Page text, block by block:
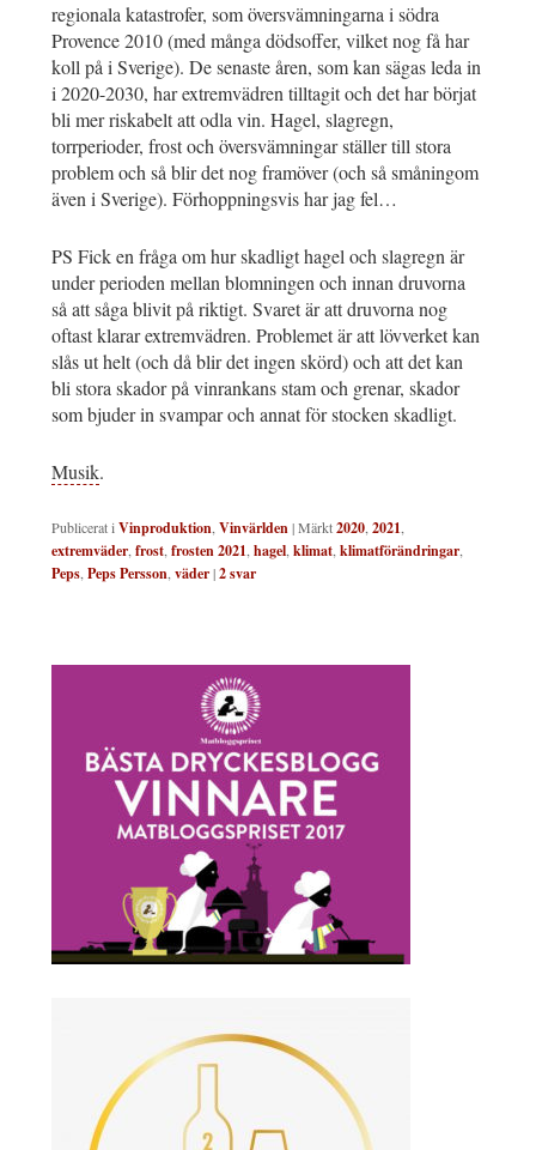
regionala katastrofer, som översvämningarna i södra
Provence 2010 (med många dödsoffer, vilket nog få har
koll på i Sverige). De senaste åren, som kan sägas leda in
i 2020-2030, har extremvädren tilltagit och det har börjat
bli mer riskabelt att odla vin. Hagel, slagregn,
torrperioder, frost och översvämningar ställer till stora
problem och så blir det nog framöver (och så småningom
även i Sverige). Förhoppningsvis har jag fel…
PS Fick en fråga om hur skadligt hagel och slagregn är
under perioden mellan blomningen och innan druvorna
så att såga blivit på riktigt. Svaret är att druvorna nog
oftast klarar extremvädren. Problemet är att lövverket kan
slås ut helt (och då blir det ingen skörd) och att det kan
bli stora skador på vinrankans stam och grenar, skador
som bjuder in svampar och annat för stocken skadligt.
Musik.
Publicerat i Vinproduktion Vinvärlden|Märkt2020 2021
extremväder frost frosten 2021 hagel klimat klimatförändringar
Peps Peps Persson väder|2svar